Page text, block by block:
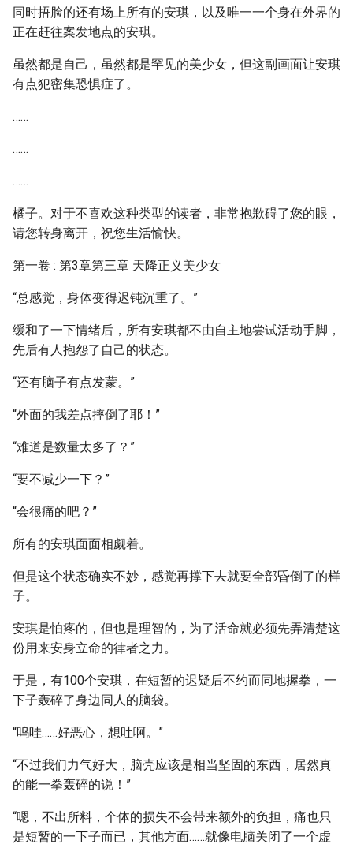
同时捂脸的还有场上所有的安琪，以及唯一一个身在外界的
正在赶往案发地点的安琪。
虽然都是自己，虽然都是罕见的美少女，但这副画面让安琪
有点犯密集恐惧症了。
……
……
……
橘子。对于不喜欢这种类型的读者，非常抱歉碍了您的眼，
请您转身离开，祝您生活愉快。
第一卷 : 第3章第三章 天降正义美少女
“总感觉，身体变得迟钝沉重了。”
缓和了一下情绪后，所有安琪都不由自主地尝试活动手脚，
先后有人抱怨了自己的状态。
“还有脑子有点发蒙。”
“外面的我差点摔倒了耶！”
“难道是数量太多了？”
“要不减少一下？”
“会很痛的吧？”
所有的安琪面面相觑着。
但是这个状态确实不妙，感觉再撑下去就要全部昏倒了的样
子。
安琪是怕疼的，但也是理智的，为了活命就必须先弄清楚这
份用来安身立命的律者之力。
于是，有100个安琪，在短暂的迟疑后不约而同地握拳，一
下子轰碎了身边同人的脑袋。
“呜哇……好恶心，想吐啊。”
“不过我们力气好大，脑壳应该是相当坚固的东西，居然真
的能一拳轰碎的说！”
“嗯，不出所料，个体的损失不会带来额外的负担，痛也只
是短暂的一下子而已，其他方面……就像电脑关闭了一个虚